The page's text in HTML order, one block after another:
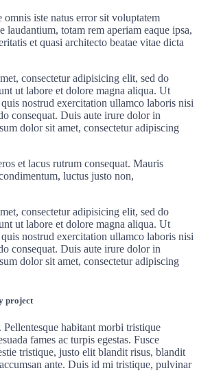
omnis iste natus error sit voluptatem
laudantium, totam rem aperiam eaque ipsa,
et quasi architecto beatae vitae dicta
consectetur adipisicing elit, sed do
ut labore et dolore magna aliqua. Ut
nostrud exercitation ullamco laboris nisi
consequat. Duis aute irure dolor in
dolor sit amet, consectetur adipiscing
et lacus rutrum consequat. Mauris
luctus justo non,
consectetur adipisicing elit, sed do
ut labore et dolore magna aliqua. Ut
nostrud exercitation ullamco laboris nisi
consequat. Duis aute irure dolor in
dolor sit amet, consectetur adipiscing
project
Pellentesque habitant morbi tristique
fames ac turpis egestas. Fusce
tristique, justo elit blandit risus, blandit
ante. Duis id mi tristique, pulvinar